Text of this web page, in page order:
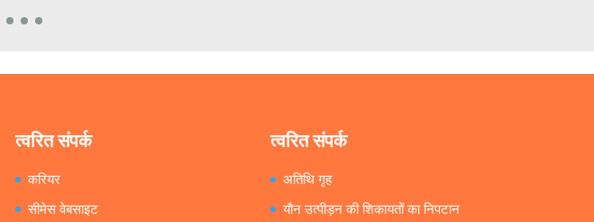
त्वरित संपर्क
करियर
सीमेस वेबसाइट
त्वरित संपर्क
अतिथि गृह
यौन उत्पीड़न की शिकायतों का निपटान